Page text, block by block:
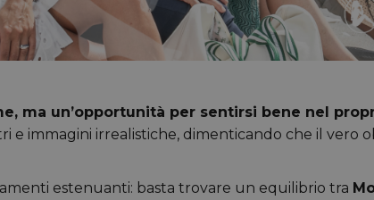
ma un’opportunità per sentirsi bene nel
e immagini irrealistiche, dimenticando che il vero
estenuanti: basta trovare un equilibrio tra